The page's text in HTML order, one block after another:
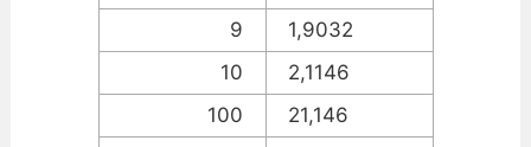
9
1,9032
10
2,1146
100
21,146